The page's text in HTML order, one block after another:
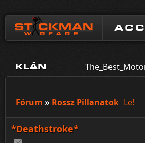
KLÁN
Fórum » Rossz Pillanatok Le!
*Deathstroke*